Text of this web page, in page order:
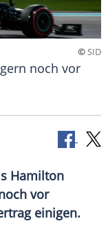
©SID
noch vor
Hamilton
vor
einigen.